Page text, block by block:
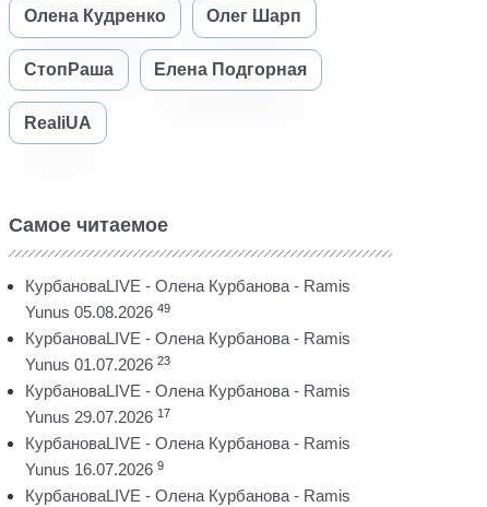
Олена Кудренко Олег Шарп
СтопРаша Елена Подгорная
RealiUA
Самое читаемое
КурбановаLIVE - Олена Курбанова - Ramis
Yunus 05.08.2026 49
КурбановаLIVE - Олена Курбанова - Ramis
Yunus 01.07.2026 23
КурбановаLIVE - Олена Курбанова - Ramis
Yunus 29.07.2026 17
КурбановаLIVE - Олена Курбанова - Ramis
Yunus 16.07.2026 9
КурбановаLIVE - Олена Курбанова - Ramis